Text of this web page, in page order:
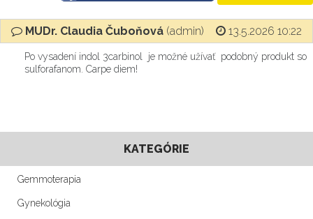
MUDr. Claudia Čuboňová (admin) 13.5.2026 10:22
Po vysadení indol 3carbinol je možné užívať podobný produkt so
sulforafanom. Carpe diem!
KATEGÓRIE
Gemmoterapia
Gynekológia